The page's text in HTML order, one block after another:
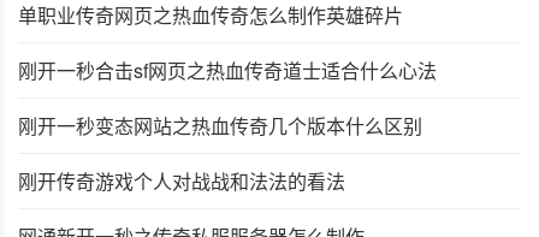
单职业传奇网页之热血传奇怎么制作英雄碎片
刚开一秒合击sf网页之热血传奇道士适合什么心法
刚开一秒变态网站之热血传奇几个版本什么区别
刚开传奇游戏个人对战战和法法的看法